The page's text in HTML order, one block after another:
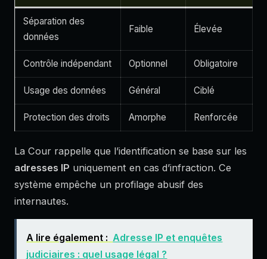
Séparation des
données
Faible Élevée
Contrôle indépendant Optionnel Obligatoire
Usage des données Général Ciblé
Protection des droits Amorphe Renforcée
La Cour rappelle que l’identification se base sur les
adresses IP uniquement en cas d’infraction. Ce
système empêche un profilage abusif des
internautes.
A lire également : Adresse IP et enquêtes
judiciaires : quel usage légal ?